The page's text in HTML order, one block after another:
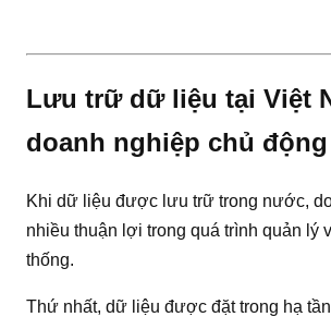
Lưu trữ dữ liệu tại Việt
doanh nghiệp chủ
Khi dữ liệu được lưu trữ trong nước,
nhiều thuận lợi trong quá trình quản lý
thống.
Thứ nhất, dữ liệu được đặt trong hạ